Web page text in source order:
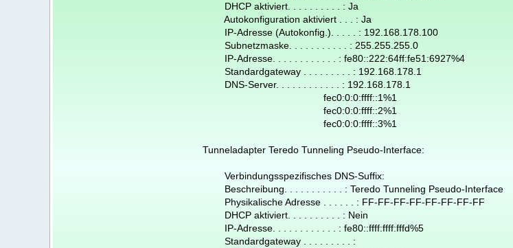
DHCP aktiviert. . . . . . . . . . : Ja
Autokonfiguration aktiviert . . . : Ja
IP-Adresse (Autokonfig.). . . . . : 192.168.178.100
Subnetzmaske. . . . . . . . . . . : 255.255.255.0
IP-Adresse. . . . . . . . . . . . : fe80::222:64ff:fe51:6927%4
Standardgateway . . . . . . . . . : 192.168.178.1
DNS-Server. . . . . . . . . . . . : 192.168.178.1
fec0:0:0:ffff::1%1
fec0:0:0:ffff::2%1
fec0:0:0:ffff::3%1
Tunneladapter Teredo Tunneling Pseudo-Interface:
Verbindungsspezifisches DNS-Suffix:
Beschreibung. . . . . . . . . . . : Teredo Tunneling Pseudo-Interface
Physikalische Adresse . . . . . . : FF-FF-FF-FF-FF-FF-FF-FF
DHCP aktiviert. . . . . . . . . . : Nein
IP-Adresse. . . . . . . . . . . . : fe80::ffff:ffff:fffd%5
Standardgateway . . . . . . . . . :